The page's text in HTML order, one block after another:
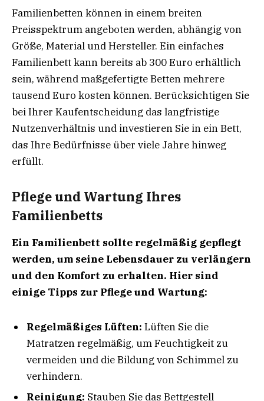
Familienbetten können in einem breiten
Preisspektrum angeboten werden, abhängig von
Größe, Material und Hersteller. Ein einfaches
Familienbett kann bereits ab 300 Euro erhältlich
sein, während maßgefertigte Betten mehrere
tausend Euro kosten können. Berücksichtigen Sie
bei Ihrer Kaufentscheidung das langfristige
Nutzenverhältnis und investieren Sie in ein Bett,
das Ihre Bedürfnisse über viele Jahre hinweg
erfüllt.
Pflege und Wartung Ihres
Familienbetts
Ein Familienbett sollte regelmäßig gepflegt
werden, um seine Lebensdauer zu verlängern
und den Komfort zu erhalten. Hier sind
einige Tipps zur Pflege und Wartung:
Regelmäßiges Lüften: Lüften Sie die
Matratzen regelmäßig, um Feuchtigkeit zu
vermeiden und die Bildung von Schimmel zu
verhindern.
Reinigung: Stauben Sie das Bettgestell